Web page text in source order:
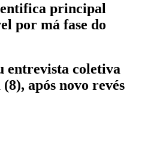
principal
por má fase do
entrevista coletiva
após novo revés